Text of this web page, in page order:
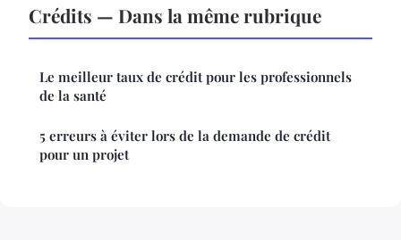
Crédits — Dans la même rubrique
Le meilleur taux de crédit pour les professionnels
de la santé
5 erreurs à éviter lors de la demande de crédit
pour un projet